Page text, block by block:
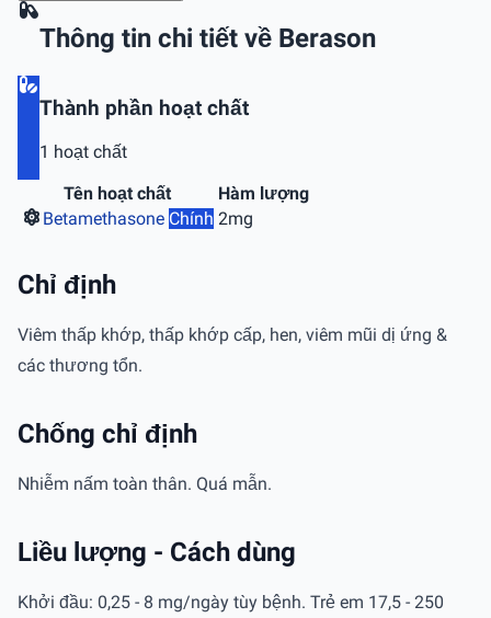
Thông tin chi tiết về Berason
Thành phần hoạt chất
1 hoạt chất
Tên hoạt chất
Hàm lượng
Betamethasone Chính 2mg
Chỉ định
Viêm thấp khớp, thấp khớp cấp, hen, viêm mũi dị ứng &
các thương tổn.
Chống chỉ định
Nhiễm nấm toàn thân. Quá mẫn.
Liều lượng - Cách dùng
Khởi đầu: 0,25 - 8 mg/ngày tùy bệnh. Trẻ em 17,5 - 250